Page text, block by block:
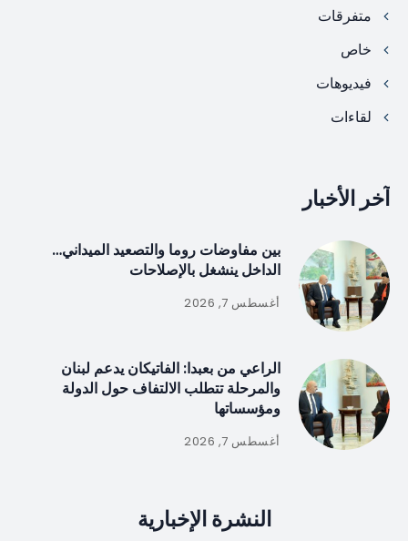
متفرقات
خاص
فيديوهات
لقاءات
آخر الأخبار
بين مفاوضات روما والتصعيد الميداني…
الداخل ينشغل بالإصلاحات
أغسطس 7, 2026
الراعي من بعبدا: الفاتيكان يدعم لبنان
والمرحلة تتطلب الالتفاف حول الدولة
ومؤسساتها
أغسطس 7, 2026
النشرة الإخبارية